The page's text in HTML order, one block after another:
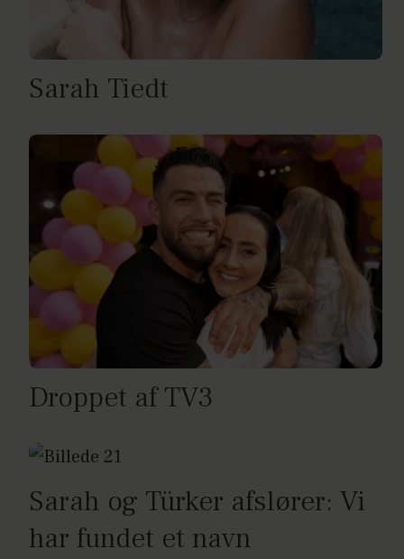
Sarah Tiedt
Droppet af TV3
Sarah og Türker afslører: Vi
har fundet et navn